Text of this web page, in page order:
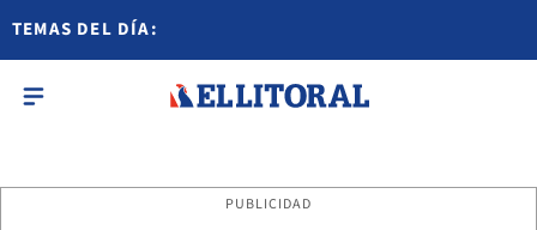
TEMAS DEL DÍA:
PUBLICIDAD